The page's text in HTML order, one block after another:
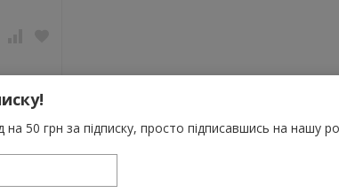
50 грн за підписку, просто підписавшись на нашу